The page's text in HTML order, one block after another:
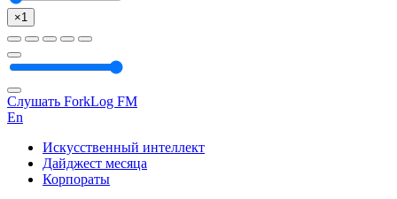
×1
Слушать ForkLog FM
En
Искусственный интеллект
Дайджест месяца
Корпораты